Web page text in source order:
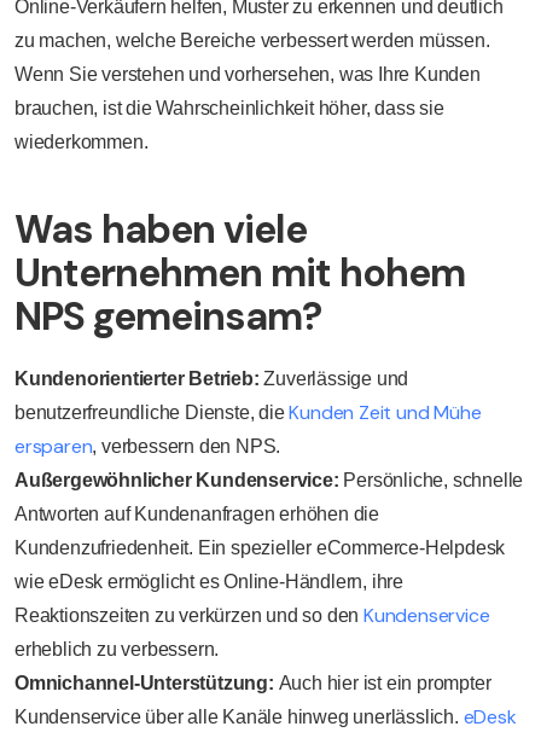
Online-Verkäufern helfen, Muster zu erkennen und deutlich
zu machen, welche Bereiche verbessert werden müssen.
Wenn Sie verstehen und vorhersehen, was Ihre Kunden
brauchen, ist die Wahrscheinlichkeit höher, dass sie
wiederkommen.
Was haben viele
Unternehmen mit hohem
NPS gemeinsam?
Kundenorientierter Betrieb:Zuverlässige und
benutzerfreundliche Dienste, dieKunden Zeit und Mühe
ersparen, verbessern den NPS.
Außergewöhnlicher Kundenservice: Persönliche, schnelle
Antworten auf Kundenanfragen erhöhen die
Kundenzufriedenheit. Ein spezieller eCommerce-Helpdesk
wie eDesk ermöglicht es Online-Händlern, ihre
Reaktionszeiten zu verkürzen und so denKundenservice
erheblich zu verbessern.
Omnichannel-Unterstützung: Auch hier ist ein prompter
Kundenservice über alle Kanäle hinweg unerlässlich. eDesk